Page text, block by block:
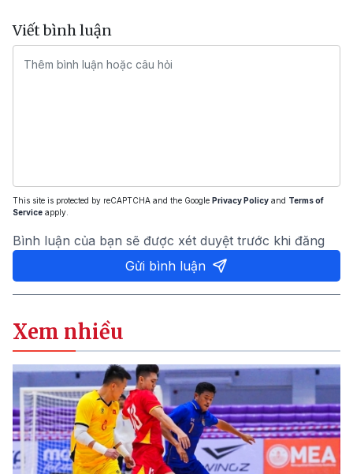
Viết bình luận
This site is protected by reCAPTCHA and the Google Privacy Policy and Terms of
Service apply.
Bình luận của bạn sẽ được xét duyệt trước khi đăng
Gửi bình luận
Xem nhiều